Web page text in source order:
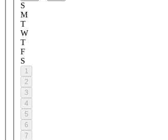
S
M
T
W
T
F
S
1
2
3
4
5
6
7